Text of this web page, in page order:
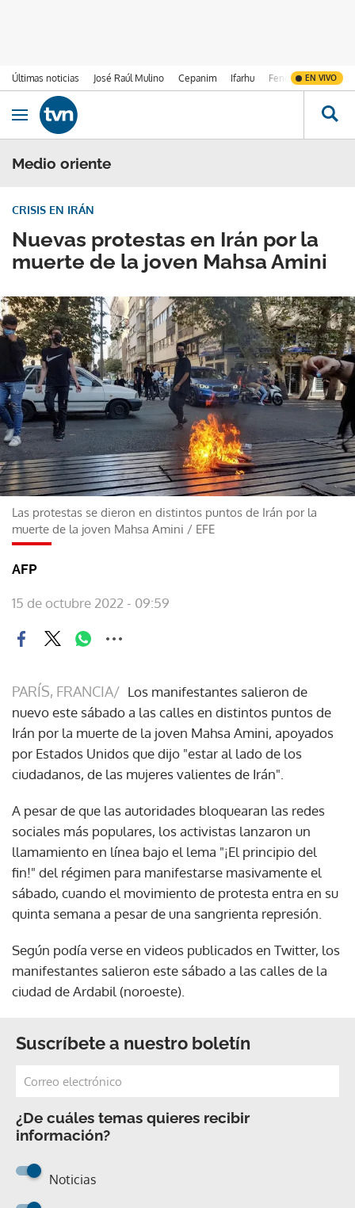
Últimas noticias José Raúl Mulino Cepanim Ifarhu Fenómeno de El
EN VIVO
Ir al contenido
Obrir navegació
Medio oriente
Nuevas protestas en Irán por la
muerte de la joven Mahsa Amini
CRISIS EN IRÁN
Las protestas se dieron en distintos puntos de Irán por la
muerte de la joven Mahsa Amini / EFE
AFP
15 de octubre 2022 - 09:59
PARÍS, FRANCIA/ Los manifestantes salieron de
nuevo este sábado a las calles en distintos puntos de
Irán por la muerte de la joven Mahsa Amini, apoyados
por Estados Unidos que dijo "estar al lado de los
ciudadanos, de las mujeres valientes de Irán".
A pesar de que las autoridades bloquearan las redes
sociales más populares, los activistas lanzaron un
llamamiento en línea bajo el lema "¡El principio del
fin!" del régimen para manifestarse masivamente el
sábado, cuando el movimiento de protesta entra en su
quinta semana a pesar de una sangrienta represión.
Según podía verse en videos publicados en Twitter, los
manifestantes salieron este sábado a las calles de la
ciudad de Ardabil (noroeste).
Suscríbete a nuestro boletín
¿De cuáles temas quieres recibir
información?
Noticias